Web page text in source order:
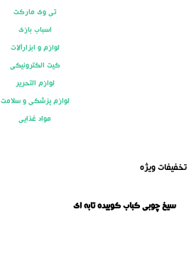
تی وی مارکت
اسباب بازی
لوازم و ابزارآلات
کیت الکترونیکی
لوازم التحریر
لوازم پزشکی و سلامت
مواد غذایی
تخفیفات ویژه
سیخ چوبی کباب کوبیده تابه ای